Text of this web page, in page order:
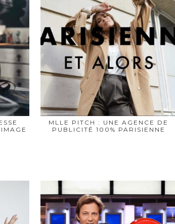
MLLE PITCH : UNE AGENCE DE
PUBLICITÉ 100% PARISIENNE